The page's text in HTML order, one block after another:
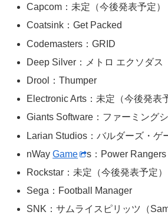
Capcom：未定（今後発表予定）
Coatsink：Get Packed
Codemasters：GRID
Deep Silver：メトロ エクソダス
Drool：Thumper
Electronic Arts：未定（今後発表
Giants Software：ファーミング
Larian Studios：バルダーズ・ゲ
nWayGame
s：Power
Rockstar：未定（今後発表予定）
Sega：Football Manager
SNK：サムライスピリッツ（